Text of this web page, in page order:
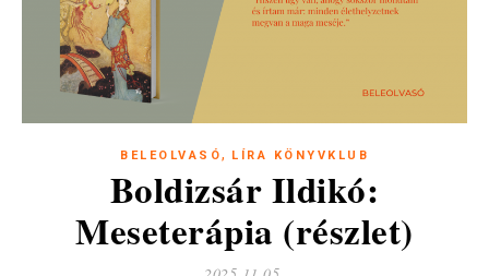
BELEOLVASÓ, LÍRA KÖNYVKLUB
Boldizsár Ildikó:
Meseterápia (részlet)